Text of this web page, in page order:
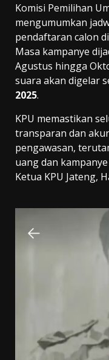
Komisi Pemilihan
mengumumkan
pendaftaran calon
Masa kampanye
Agustus hingga
suara akan digelar
2025.
KPU memastikan
transparan dan
pengawasan,
uang dan
Ketua KPU Jateng,